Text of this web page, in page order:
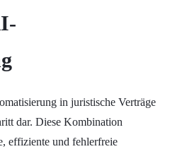
in juristische Verträge
dar. Diese Kombination
effiziente und fehlerfreie